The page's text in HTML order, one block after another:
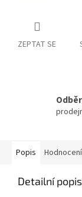
ZEPTAT SE
Popis Hodnocení
Detailní